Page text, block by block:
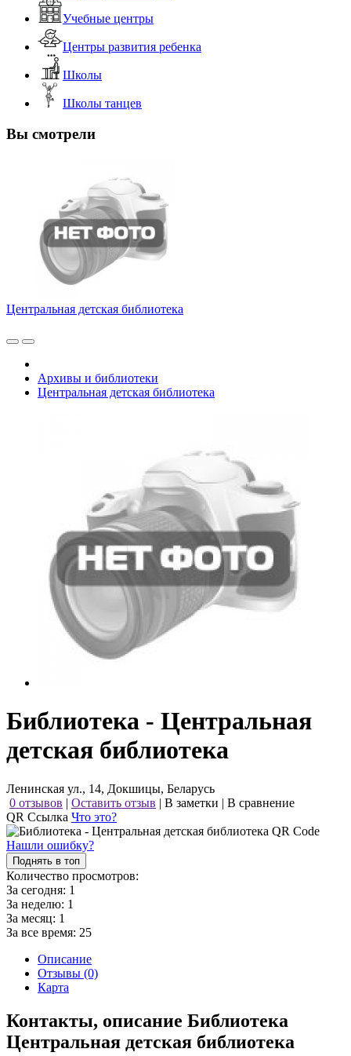
Учебные центры
Центры развития ребенка
Школы
Школы танцев
Вы смотрели
Центральная детская библиотека
Архивы и библиотеки
Центральная детская библиотека
Библиотека - Центральная
детская библиотека
Ленинская ул., 14, Докшицы, Беларусь
0 отзывов | Оставить отзыв | В заметки | В сравнение
QR Ссылка Что это?
Нашли ошибку?
Поднять в топ
Количество просмотров:
За сегодня: 1
За неделю: 1
За месяц: 1
За все время: 25
Описание
Отзывы (0)
Карта
Контакты, описание Библиотека
Центральная детская библиотека